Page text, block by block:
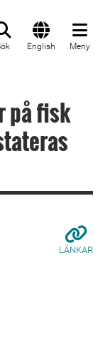
English Meny
på fisk
LÄNKAR